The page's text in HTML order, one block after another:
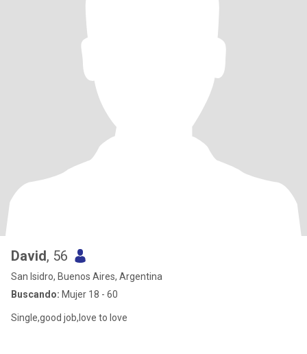
David, 56
San Isidro, Buenos Aires, Argentina
Buscando: Mujer 18 - 60
Single,good job,love to love